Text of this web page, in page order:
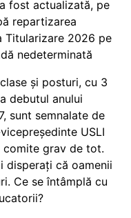
fost actualizată, pe
repartizarea
Titularizare 2026 pe
nedeterminată
și posturi, cu 3
debutul anului
sunt semnalate de
USLI
comite grav de tot.
disperați că oamenii
Ce se întâmplă cu